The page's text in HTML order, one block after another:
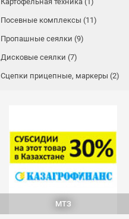
Посевные комплексы (11)
Пропашные сеялки (9)
Дисковые сеялки (7)
Сцепки прицепные, маркеры (2)
МТЗ